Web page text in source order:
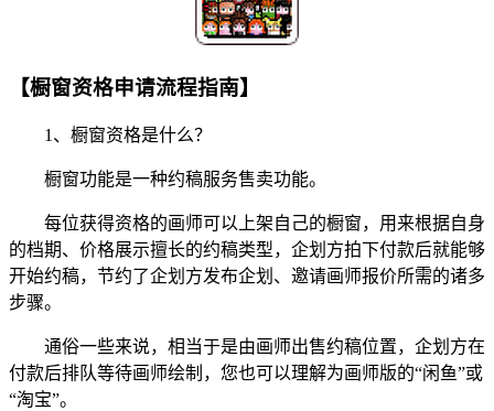
【橱窗资格申请流程指南】
1、橱窗资格是什么？
橱窗功能是一种约稿服务售卖功能。
每位获得资格的画师可以上架自己的橱窗，用来根据自身
的档期、价格展示擅长的约稿类型，企划方拍下付款后就能够
开始约稿，节约了企划方发布企划、邀请画师报价所需的诸多
步骤。
通俗一些来说，相当于是由画师出售约稿位置，企划方在
付款后排队等待画师绘制，您也可以理解为画师版的“闲鱼”或
“淘宝”。